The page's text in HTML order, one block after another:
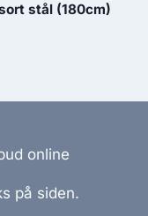
stål (180cm)
online
på siden.